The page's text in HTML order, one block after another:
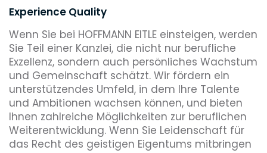
Experience Quality
Wenn Sie bei HOFFMANN EITLE einsteigen, werden
Sie Teil einer Kanzlei, die nicht nur berufliche
Exzellenz, sondern auch persönliches Wachstum
und Gemeinschaft schätzt. Wir fördern ein
unterstützendes Umfeld, in dem Ihre Talente
und Ambitionen wachsen können, und bieten
Ihnen zahlreiche Möglichkeiten zur beruflichen
Weiterentwicklung. Wenn Sie Leidenschaft für
das Recht des geistigen Eigentums mitbringen